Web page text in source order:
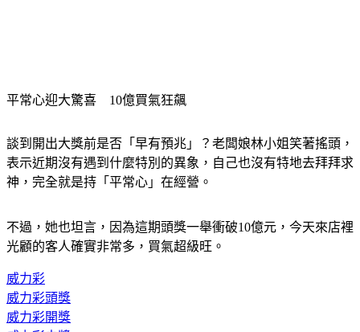
平常心迎大驚喜　10億買氣狂飆
談到開出大獎前是否「早有預兆」？老闆娘林小姐笑著搖頭，
表示近期沒有遇到什麼特別的異象，自己也沒有特地去拜拜求
神，完全就是持「平常心」在經營。
不過，她也坦言，因為這期頭獎一舉衝破10億元，今天來店裡
光顧的客人確實非常多，買氣超級旺。
威力彩
威力彩頭獎
威力彩開獎